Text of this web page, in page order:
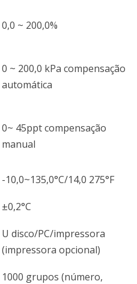
0,0 ~ 200,0%
0 ~ 200,0 kPa compensação
automática
0~ 45ppt compensação
manual
-10,0~135,0°C/14,0 275°F
±0,2°C
U disco/PC/impressora
(impressora opcional)
1000 grupos (número,